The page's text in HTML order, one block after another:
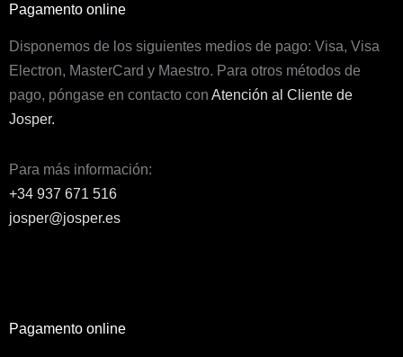
Pagamento online
Disponemos de los siguientes medios de pago: Visa, Visa
Electron, MasterCard y Maestro. Para otros métodos de
pago, póngase en contacto con Atención al Cliente de
Josper.
Para más información:
+34 937 671 516
josper@josper.es
Pagamento online